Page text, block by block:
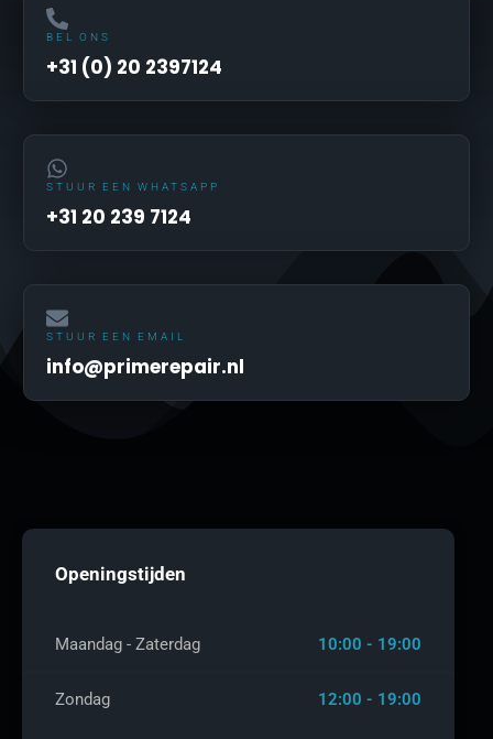
BEL ONS
+31 (0) 20 2397124
STUUR EEN WHATSAPP
+31 20 239 7124
STUUR EEN EMAIL
info@primerepair.nl
Openingstijden
Maandag - Zaterdag 10:00 - 19:00
Zondag 12:00 - 19:00